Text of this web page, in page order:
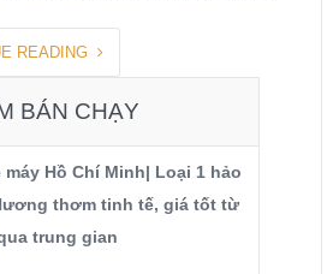
READING
BÁN CHẠY
máy Hồ Chí Minh| Loại 1 hảo
thơm tinh tế, giá tốt từ
trung gian